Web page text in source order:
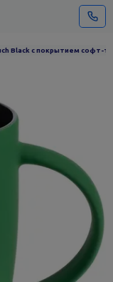
Black с покрытием софт-